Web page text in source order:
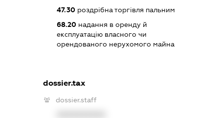
47.30 роздрібна торгівля пальним
68.20 надання в оренду й
експлуатацію власного чи
орендованого нерухомого майна
dossier.tax
dossier.staff